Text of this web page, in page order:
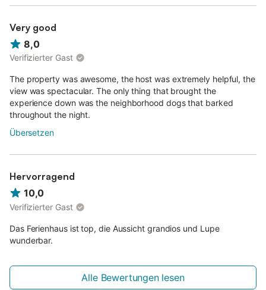
Very good
8,0
Verifizierter Gast
The property was awesome, the host was extremely helpful, the
view was spectacular. The only thing that brought the
experience down was the neighborhood dogs that barked
throughout the night.
Übersetzen
Hervorragend
10,0
Verifizierter Gast
Das Ferienhaus ist top, die Aussicht grandios und Lupe
wunderbar.
Alle Bewertungen lesen